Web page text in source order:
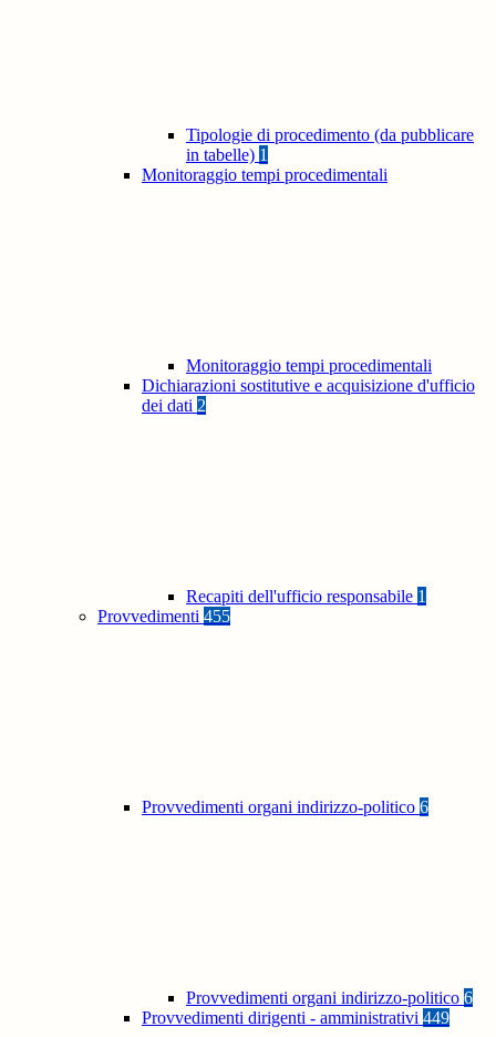
Tipologie di procedimento (da pubblicare
in tabelle) 1
Monitoraggio tempi procedimentali
Monitoraggio tempi procedimentali
Dichiarazioni sostitutive e acquisizione d'ufficio
dei dati 2
Recapiti dell'ufficio responsabile 1
Provvedimenti 455
Provvedimenti organi indirizzo-politico 6
Provvedimenti organi indirizzo-politico 6
Provvedimenti dirigenti - amministrativi 449